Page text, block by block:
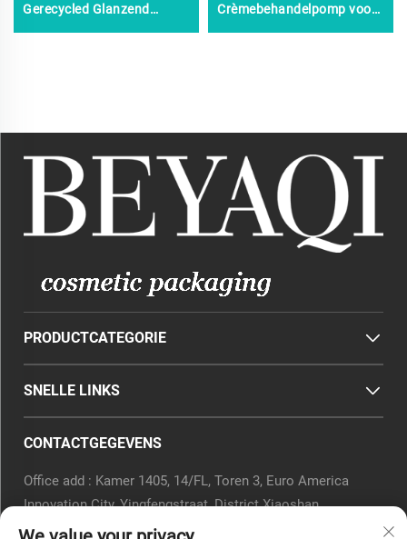
Gerecycled Glanzend
Crèmebehandelpomp voor
PRODUCTCATEGORIE
SNELLE LINKS
CONTACTGEGEVENS
Office add : Kamer 1405, 14/FL, Toren 3, Euro America
Innovation City, Yingfengstraat, District Xiaoshan,
Hangzhou, Provincie Zhejiang, China.